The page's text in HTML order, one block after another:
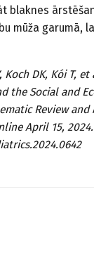
blaknes
mūža garumā,
Koch DK, Kói T,
the Social and
Review and
April 15, 2024.